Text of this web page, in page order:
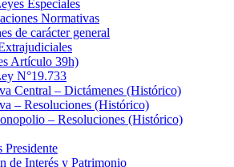
Especiales
Normativas
de carácter general
Artículo 39h)
N°19.733
Central – Dictámenes (Histórico)
– Resoluciones (Histórico)
– Resoluciones (Histórico)
Presidente
de Interés y Patrimonio